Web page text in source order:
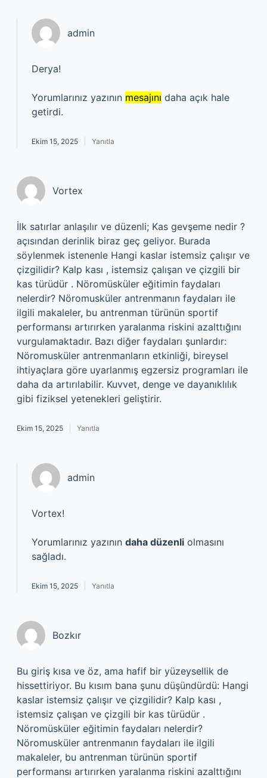
admin
Derya!
Yorumlarınız yazının mesajını daha açık hale
getirdi.
Ekim 15, 2025 Yanıtla
Vortex
İlk satırlar anlaşılır ve düzenli; Kas gevşeme nedir ?
açısından derinlik biraz geç geliyor. Burada
söylenmek istenenle Hangi kaslar istemsiz çalışır ve
çizgilidir? Kalp kası , istemsiz çalışan ve çizgili bir
kas türüdür . Nöromüsküler eğitimin faydaları
nelerdir? Nöromusküler antrenmanın faydaları ile
ilgili makaleler, bu antrenman türünün sportif
performansı artırırken yaralanma riskini azalttığını
vurgulamaktadır. Bazı diğer faydaları şunlardır:
Nöromusküler antrenmanların etkinliği, bireysel
ihtiyaçlara göre uyarlanmış egzersiz programları ile
daha da artırılabilir. Kuvvet, denge ve dayanıklılık
gibi fiziksel yetenekleri geliştirir.
Ekim 15, 2025 Yanıtla
admin
Vortex!
Yorumlarınız yazının daha düzenli olmasını
sağladı.
Ekim 15, 2025 Yanıtla
Bozkır
Bu giriş kısa ve öz, ama hafif bir yüzeysellik de
hissettiriyor. Bu kısım bana şunu düşündürdü: Hangi
kaslar istemsiz çalışır ve çizgilidir? Kalp kası ,
istemsiz çalışan ve çizgili bir kas türüdür .
Nöromüsküler eğitimin faydaları nelerdir?
Nöromusküler antrenmanın faydaları ile ilgili
makaleler, bu antrenman türünün sportif
performansı artırırken yaralanma riskini azalttığını